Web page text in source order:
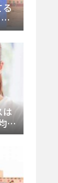
る
は
の